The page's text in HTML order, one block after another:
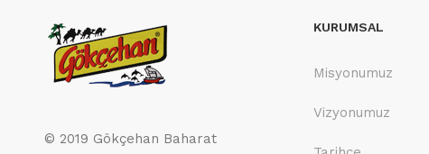
© 2019 Gökçehan Baharat
KURUMSAL
Misyonumuz
Vizyonumuz